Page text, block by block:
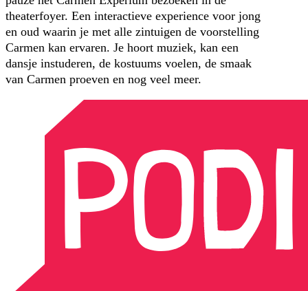
theaterfoyer. Een interactieve experience voor jong
en oud waarin je met alle zintuigen de voorstelling
Carmen kan ervaren. Je hoort muziek, kan een
dansje instuderen, de kostuums voelen, de smaak
van Carmen proeven en nog veel meer.